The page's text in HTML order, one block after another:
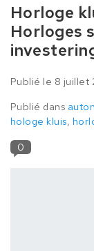
Horloge
Horloges
Publié le 8 juillet
Publié dans
hologe kluis,
0